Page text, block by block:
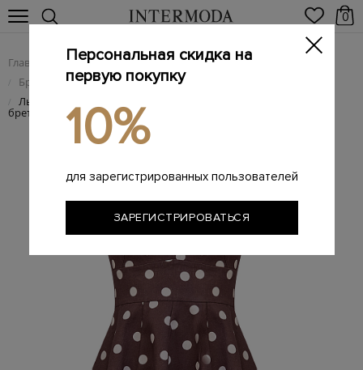
0
Главная Женщинам / Женская одежда
/ Брендовые женские платья
/ Льняное платье-мини с принтом и регулируемыми
бретелями
Персональная скидка на
первую покупку
10%
для зарегистрированных пользователей
ЗАРЕГИСТРИРОВАТЬСЯ